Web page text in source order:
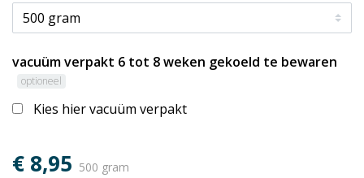
vacuüm verpakt 6 tot 8 weken gekoeld te bewaren
optioneel
Kies hier vacuüm verpakt
€ 8,95 500 gram